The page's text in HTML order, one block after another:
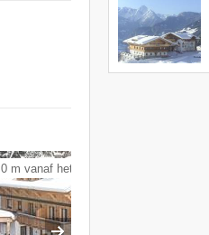
0 m vanaf het skigebied